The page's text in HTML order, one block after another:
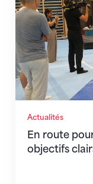
Actualités
En route
objectifs